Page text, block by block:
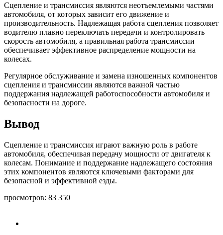
Сцепление и трансмиссия являются неотъемлемыми частями
автомобиля, от которых зависит его движение и
производительность. Надлежащая работа сцепления позволяет
водителю плавно переключать передачи и контролировать
скорость автомобиля, а правильная работа трансмиссии
обеспечивает эффективное распределение мощности на
колесах.
Регулярное обслуживание и замена изношенных компонентов
сцепления и трансмиссии являются важной частью
поддержания надлежащей работоспособности автомобиля и
безопасности на дороге.
Вывод
Сцепление и трансмиссия играют важную роль в работе
автомобиля, обеспечивая передачу мощности от двигателя к
колесам. Понимание и поддержание надлежащего состояния
этих компонентов являются ключевыми факторами для
безопасной и эффективной езды.
просмотров: 83 350